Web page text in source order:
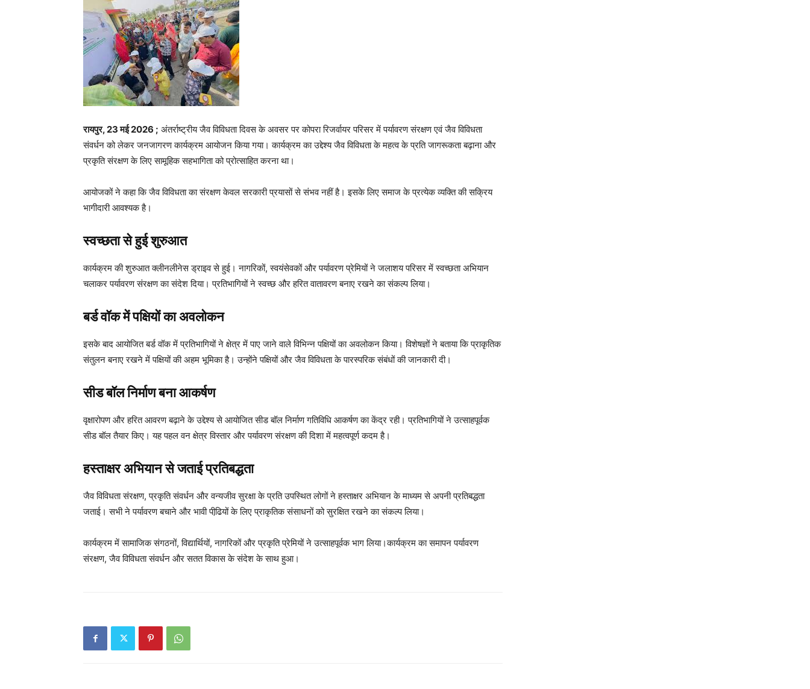
रायपुर, 23 मई 2026 ; अंतर्राष्ट्रीय जैव विविधता दिवस के अवसर पर कोपरा रिजर्वायर परिसर में पर्यावरण संरक्षण एवं जैव विविधता
संवर्धन को लेकर जनजागरण कार्यक्रम आयोजन किया गया। कार्यक्रम का उद्देश्य जैव विविधता के महत्व के प्रति जागरूकता बढ़ाना और
प्रकृति संरक्षण के लिए सामूहिक सहभागिता को प्रोत्साहित करना था।
आयोजकों ने कहा कि जैव विविधता का संरक्षण केवल सरकारी प्रयासों से संभव नहीं है। इसके लिए समाज के प्रत्येक व्यक्ति की सक्रिय
भागीदारी आवश्यक है।
स्वच्छता से हुई शुरुआत
कार्यक्रम की शुरुआत क्लीनलीनेस ड्राइव से हुई। नागरिकों, स्वयंसेवकों और पर्यावरण प्रेमियों ने जलाशय परिसर में स्वच्छता अभियान
चलाकर पर्यावरण संरक्षण का संदेश दिया। प्रतिभागियों ने स्वच्छ और हरित वातावरण बनाए रखने का संकल्प लिया।
बर्ड वॉक में पक्षियों का अवलोकन
इसके बाद आयोजित बर्ड वॉक में प्रतिभागियों ने क्षेत्र में पाए जाने वाले विभिन्न पक्षियों का अवलोकन किया। विशेषज्ञों ने बताया कि प्राकृतिक
संतुलन बनाए रखने में पक्षियों की अहम भूमिका है। उन्होंने पक्षियों और जैव विविधता के पारस्परिक संबंधों की जानकारी दी।
सीड बॉल निर्माण बना आकर्षण
वृक्षारोपण और हरित आवरण बढ़ाने के उद्देश्य से आयोजित सीड बॉल निर्माण गतिविधि आकर्षण का केंद्र रही। प्रतिभागियों ने उत्साहपूर्वक
सीड बॉल तैयार किए। यह पहल वन क्षेत्र विस्तार और पर्यावरण संरक्षण की दिशा में महत्वपूर्ण कदम है।
हस्ताक्षर अभियान से जताई प्रतिबद्धता
जैव विविधता संरक्षण, प्रकृति संवर्धन और वन्यजीव सुरक्षा के प्रति उपस्थित लोगों ने हस्ताक्षर अभियान के माध्यम से अपनी प्रतिबद्धता
जताई। सभी ने पर्यावरण बचाने और भावी पीढि़यों के लिए प्राकृतिक संसाधनों को सुरक्षित रखने का संकल्प लिया।
कार्यक्रम में सामाजिक संगठनों, विद्यार्थियों, नागरिकों और प्रकृति प्रेमियों ने उत्साहपूर्वक भाग लिया।कार्यक्रम का समापन पर्यावरण
संरक्षण, जैव विविधता संवर्धन और सतत विकास के संदेश के साथ हुआ।